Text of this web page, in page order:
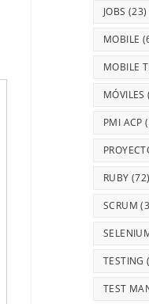
JOBS (23)
MOBILE
MOBILE
MÓVILES
PMI ACP
RUBY (72)
SCRUM
TESTING
TEST